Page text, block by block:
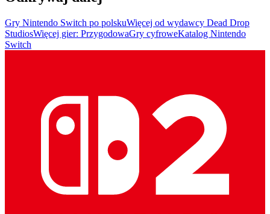
Gry Nintendo Switch po polskuWięcej od wydawcy Dead Drop
StudiosWięcej gier: PrzygodowaGry cyfroweKatalog Nintendo
Switch